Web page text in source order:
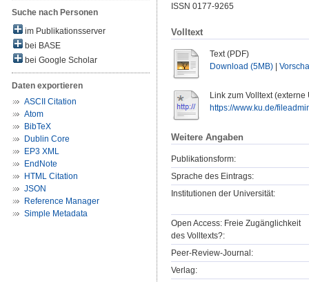
Suche nach Personen
im Publikationsserver
bei BASE
bei Google Scholar
Daten exportieren
ASCII Citation
Atom
BibTeX
Dublin Core
EP3 XML
EndNote
HTML Citation
JSON
Reference Manager
Simple Metadata
ISSN 0177-9265
Volltext
Text (PDF)
Download (5MB)
Link zum Volltext (externe
https://www.ku.de/
Weitere Angaben
Publikationsform:
Sprache des Eintrags:
Institutionen der Universität:
Open Access: Freie Zugänglichkeit
des Volltexts?:
Peer-Review-Journal:
Verlag: